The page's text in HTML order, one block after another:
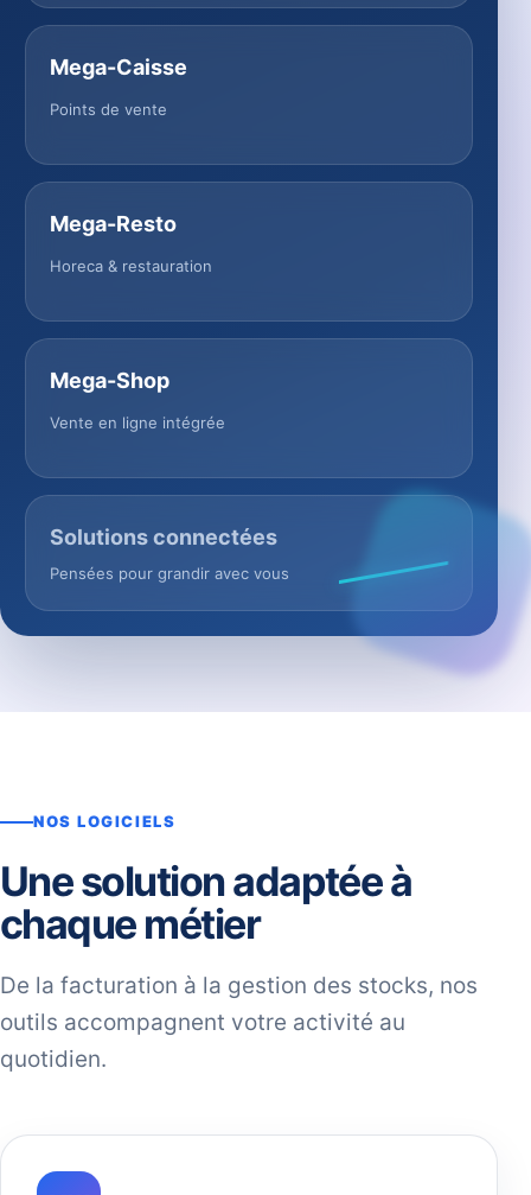
Mega-Caisse
Points de vente
Mega-Resto
Horeca & restauration
Mega-Shop
Vente en ligne intégrée
Solutions connectées
Pensées pour grandir avec vous
NOS LOGICIELS
Une solution adaptée à
chaque métier
De la facturation à la gestion des stocks, nos
outils accompagnent votre activité au
quotidien.